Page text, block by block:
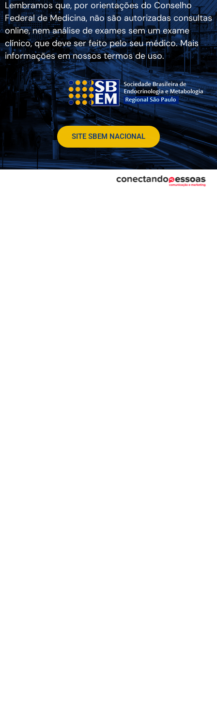
Lembramos que, por orientações do Conselho
Federal de Medicina, não são autorizadas consultas
online, nem análise de exames sem um exame
clínico, que deve ser feito pelo seu médico. Mais
informações em nossos termos de uso.
SITE SBEM NACIONAL